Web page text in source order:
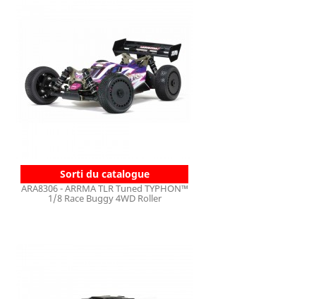
Sorti du catalogue
ARA8306 - ARRMA TLR Tuned TYPHON™
1/8 Race Buggy 4WD Roller